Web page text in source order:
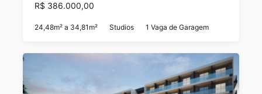
R$ 386.000,00
24,48m² a 34,81m² Studios 1 Vaga de Garagem